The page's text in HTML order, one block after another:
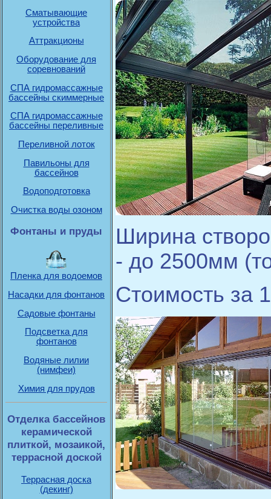
Сматывающие
устройства
Аттракционы
Оборудование для
соревнований
СПА гидромассажные
бассейны скиммерные
СПА гидромассажные
бассейны переливные
Переливной лоток
Павильоны для
бассейнов
Водоподготовка
Очистка воды озоном
Фонтаны и пруды
Пленка для водоемов
Насадки для фонтанов
Садовые фонтаны
Подсветка для
фонтанов
Водяные лилии
(нимфеи)
Химия для прудов
Отделка бассейнов
керамической
плиткой, мозаикой,
террасной доской
Террасная доска
(декинг)
Ширина
- до 2500мм
Стоимость за